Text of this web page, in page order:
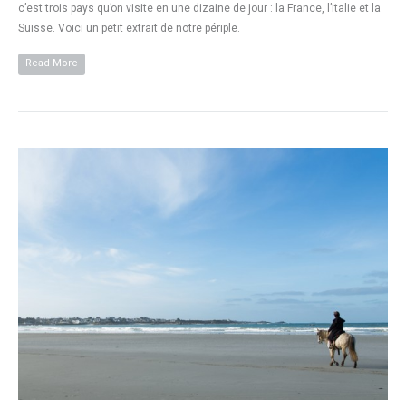
c’est trois pays qu’on visite en une dizaine de jour : la France, l’Italie et la
Suisse. Voici un petit extrait de notre périple.
Read More